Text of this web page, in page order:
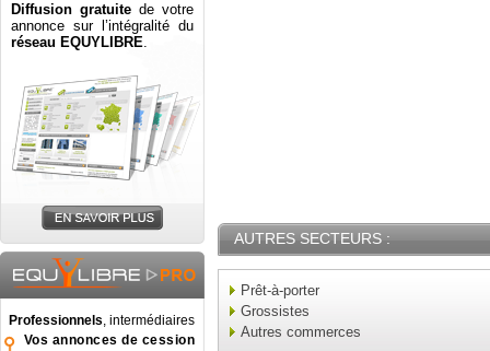
Diffusion gratuite de votre
annonce sur l’intégralité du
réseau EQUYLIBRE.
Professionnels, intermédiaires
Vos annonces de cession
AUTRES SECTEURS :
Prêt-à-porter
Grossistes
Autres commerces